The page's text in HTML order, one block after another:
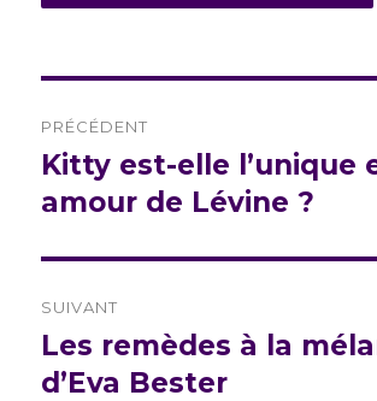
de
l’article
PRÉCÉDENT
Publication
précédente :
Kitty est-elle l’unique
amour de Lévine ?
SUIVANT
Publication
suivante :
Les remèdes à la
d’Eva Bester